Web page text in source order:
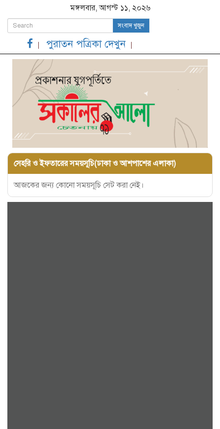
মঙ্গলবার, আগস্ট ১১, ২০২৬
সংবাদ খুজুন
পুরাতন পত্রিকা দেখুন
সেহরি ও ইফতারের সময়সূচি(ঢাকা ও আশপাশের এলাকা)
আজকের জন্য কোনো সময়সূচি সেট করা নেই।